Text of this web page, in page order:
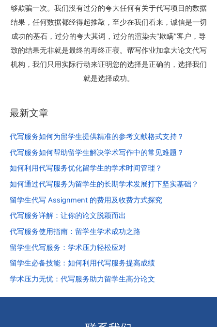
够欺骗一次。我们没有过分的夸大任何有关于代写项目的数据
结果，任何数据都经得起推敲，至少在我们看来，诚信是一切
成功的基石，过分的夸大其词，过分的渲染去“欺瞒”客户，导
致的结果无非就是最终的寿终正寝。帮写作业加拿大论文代写
机构，我们只用实际行动来证明您的选择是正确的，选择我们
就是选择成功。
最新文章
代写服务如何为留学生提供精准的参考文献格式支持？
代写服务如何帮助留学生解决学术写作中的常见难题？
如何利用代写服务优化留学生的学术时间管理？
如何通过代写服务为留学生的长期学术发展打下坚实基础？
留学生代写 Assignment 的费用及收费方式探究
代写服务详解：让你的论文脱颖而出
代写服务使用指南：留学生学术成功之路
留学生代写服务：学术压力轻松应对
留学生必备技能：如何利用代写服务提高成绩
学术压力无忧：代写服务助力留学生高分论文